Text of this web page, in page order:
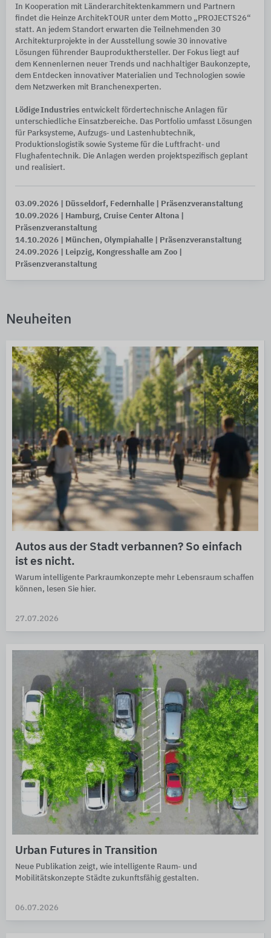
In Kooperation mit Länderarchitektenkammern und Partnern
findet die Heinze ArchitekTOUR unter dem Motto „PROJECTS26“
statt. An jedem Standort erwarten die Teilnehmenden 30
Architekturprojekte in der Ausstellung sowie 30 innovative
Lösungen führender Bauprodukthersteller. Der Fokus liegt auf
dem Kennenlernen neuer Trends und nachhaltiger Baukonzepte,
dem Entdecken innovativer Materialien und Technologien sowie
dem Netzwerken mit Branchenexperten.
Lödige Industries entwickelt fördertechnische Anlagen für
unterschiedliche Einsatzbereiche. Das Portfolio umfasst Lösungen
für Parksysteme, Aufzugs‑ und Lastenhubtechnik,
Produktionslogistik sowie Systeme für die Luftfracht‑ und
Flughafentechnik. Die Anlagen werden projektspezifisch geplant
und realisiert.
03.09.2026 | Düsseldorf, Federnhalle
| Präsenzveranstaltung
10.09.2026
| Hamburg, Cruise Center Altona
Präsenzveranstaltung
14.10.2026
| München, Olympiahalle
| Präsenzveranstaltung
24.09.2026
| Leipzig, Kongresshalle am Zoo
Präsenzveranstaltung
Neuheiten
Autos aus der Stadt verbannen? So einfach
ist es nicht.
Warum intelligente Park­raum­kon­zepte mehr Lebens­raum schaffen
können, lesen Sie hier.
27.07.2026
Urban Futures in Transition
Neue Publikation zeigt, wie intelligente Raum- und
Mobilitätskonzepte Städte zukunftsfähig gestalten.
06.07.2026